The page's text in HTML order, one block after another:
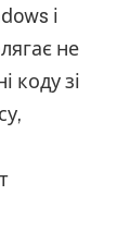
і
не
коду зі